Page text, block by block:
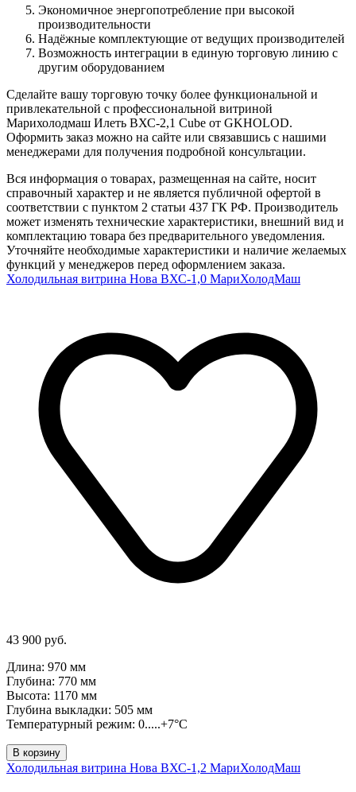
Экономичное энергопотребление при высокой
производительности
Надёжные комплектующие от ведущих производителей
Возможность интеграции в единую торговую линию с
другим оборудованием
Сделайте вашу торговую точку более функциональной и
привлекательной с профессиональной витриной
Марихолодмаш Илеть ВХС-2,1 Cube от GKHOLOD.
Оформить заказ можно на сайте или связавшись с нашими
менеджерами для получения подробной консультации.
Вся информация о товарах, размещенная на сайте, носит
справочный характер и не является публичной офертой в
соответствии с пунктом 2 статьи 437 ГК РФ. Производитель
может изменять технические характеристики, внешний вид и
комплектацию товара без предварительного уведомления.
Уточняйте необходимые характеристики и наличие желаемых
функций у менеджеров перед оформлением заказа.
Холодильная витрина Нова ВХС-1,0 МариХолодМаш
43 900 руб.
Длина: 970 мм
Глубина: 770 мм
Высота: 1170 мм
Глубина выкладки: 505 мм
Температурный режим: 0.....+7°C
В корзину
Холодильная витрина Нова ВХС-1,2 МариХолодМаш